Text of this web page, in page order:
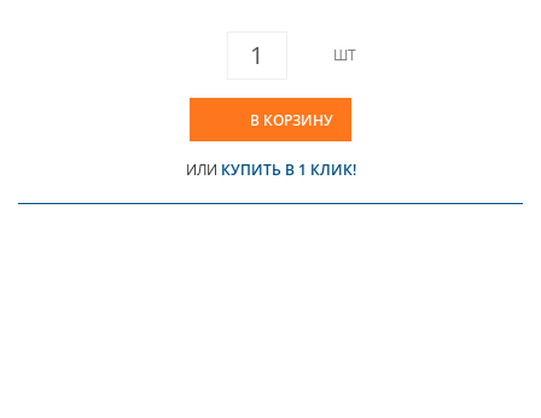
ШТ
В КОРЗИНУ
ИЛИ КУПИТЬ В 1 КЛИК!